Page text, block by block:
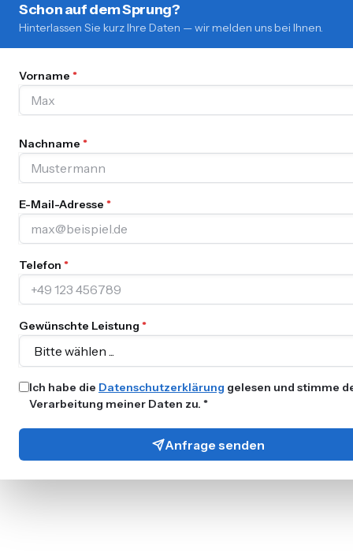
Schon auf dem Sprung?
Hinterlassen Sie kurz Ihre Daten — wir melden uns bei Ihnen.
Vorname *
Nachname *
E-Mail-Adresse *
Telefon *
Gewünschte Leistung *
Ich habe die Datenschutzerklärung gelesen und stimme
Verarbeitung meiner Daten zu. *
Anfrage senden